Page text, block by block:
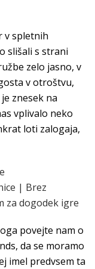
v spletnih
slišali s strani
zelo jasno, v
v otroštvu,
znesek na
vplivalo neko
loti zalogaja,
| Brez
za dogodek igre
povejte nam o
da se moramo
imel predvsem ta